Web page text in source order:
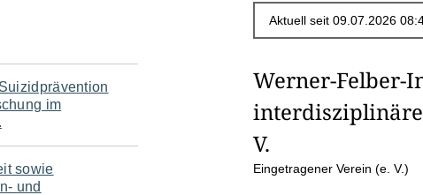
im
sowie
und
S
e
i
Werner-Felber-
interdisziplinäre
V.
Eingetragener Verein (e. V.)